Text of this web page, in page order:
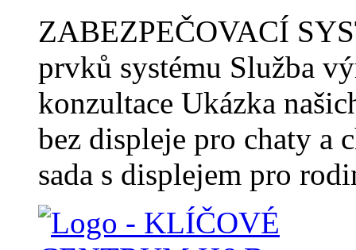
ZABEZPEČOVACÍ
prvků systému Služba
konzultace Ukázka
bez displeje pro chaty
sada s displejem pro